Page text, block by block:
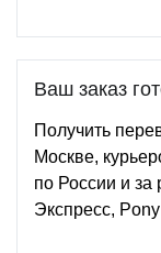
Ваш заказ
Получить
Москве,
по России и
Экспресс,